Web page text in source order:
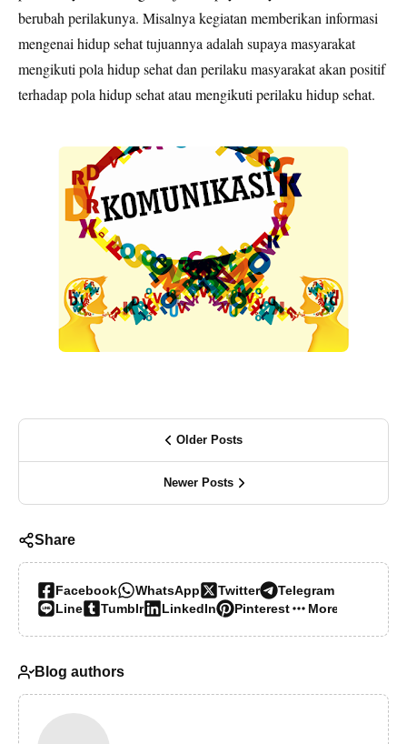
berubah perilakunya. Misalnya kegiatan memberikan informasi
mengenai hidup sehat tujuannya adalah supaya masyarakat
mengikuti pola hidup sehat dan perilaku masyarakat akan positif
terhadap pola hidup sehat atau mengikuti perilaku hidup sehat.
Older Posts
Newer Posts
Share
Facebook WhatsApp Twitter
Telegram
Line
Tumblr LinkedIn Pinterest More…
Blog authors